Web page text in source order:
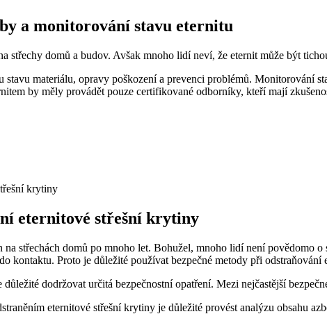
a monitorování stavu eternitu
střechy domů a budov. Avšak mnoho lidí neví, že eternit může být
stavu materiálu, opravy poškození a prevenci problémů. Monitorování
by měly provádět pouze certifikované odborníky, kteří mají
eternitové střešní krytiny
střechách domů po mnoho let. Bohužel, mnoho lidí není povědomo
kontaktu. Proto je důležité používat bezpečné metody při
dodržovat určitá bezpečnostní opatření. Mezi nejčastější
eternitové střešní krytiny je důležité provést analýzu obsahu